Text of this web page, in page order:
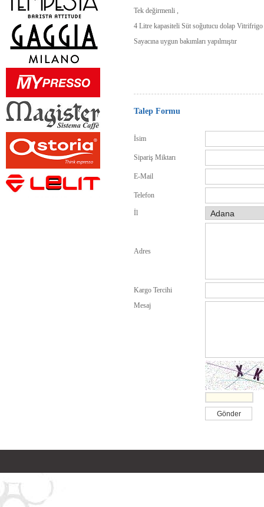
Tek değirmenli ,
4 Litre kapasiteli Süt soğutucu dolap
Sayacına uygun bakımları yapılmıştır
Talep Formu
İsim
Sipariş Miktarı
E-Mail
Telefon
İl
Adres
Kargo Tercihi
Mesaj